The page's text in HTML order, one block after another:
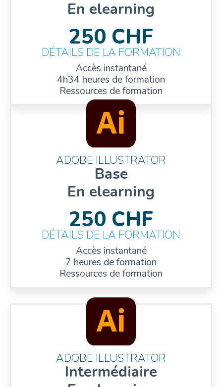
En elearning
250 CHF
DÉTAILS DE LA FORMATION
Accès instantané
4h34 heures de formation
Ressources de formation
ADOBE ILLUSTRATOR
Base
En elearning
250 CHF
DÉTAILS DE LA FORMATION
Accès instantané
7 heures de formation
Ressources de formation
ADOBE ILLUSTRATOR
Intermédiaire